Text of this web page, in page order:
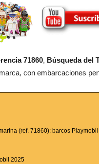
71860, Búsqueda del
con embarcaciones
(ref. 71860): barcos
2025